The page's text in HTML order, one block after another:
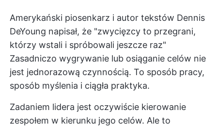
Amerykański piosenkarz i autor tekstów Dennis
DeYoung napisał, że "zwycięzcy to przegrani,
którzy wstali i spróbowali jeszcze raz"
Zasadniczo wygrywanie lub osiąganie celów nie
jest jednorazową czynnością. To sposób pracy,
sposób myślenia i ciągła praktyka.
Zadaniem lidera jest oczywiście kierowanie
zespołem w kierunku jego celów. Ale to